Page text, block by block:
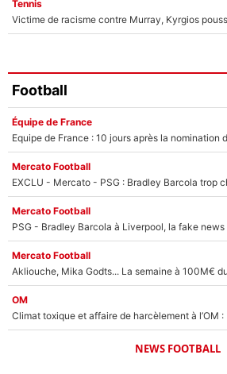
Tennis
Football
Équipe de France
Mercato Football
EXCLU - Mercato - PSG : Bradley Barcola trop
Mercato Football
PSG - Bradley Barcola à Liverpool, la fake
Mercato Football
OM
NEWS FOOTBALL